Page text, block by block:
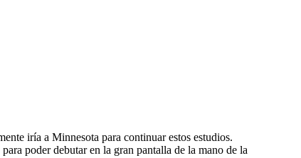
iría a Minnesota para continuar estos estudios.
poder debutar en la gran pantalla de la mano de la